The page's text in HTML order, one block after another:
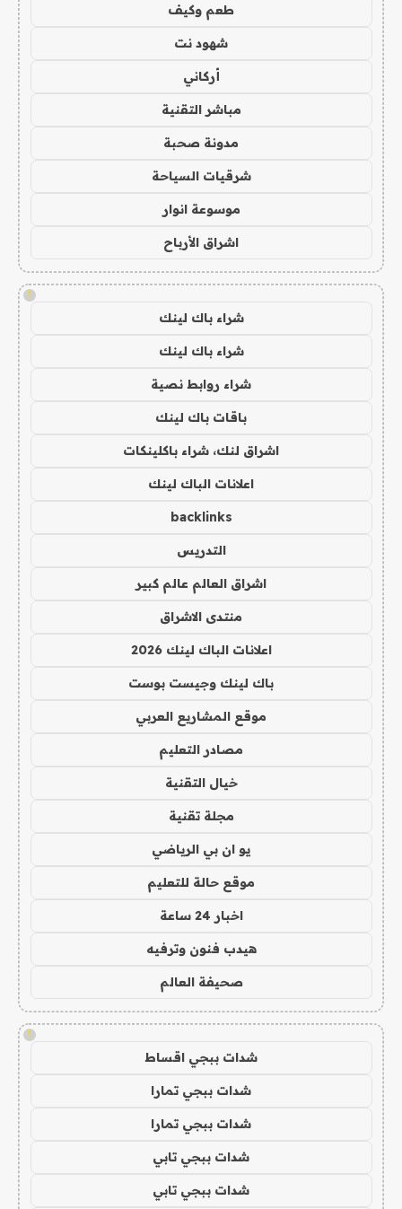
طعم وكيف
شهود نت
أركاني
مباشر التقنية
مدونة صحبة
شرقيات السياحة
موسوعة انوار
اشراق الأرباح
!
شراء باك لينك
شراء باك لينك
شراء روابط نصية
باقات باك لينك
اشراق لنك، شراء باكلينكات
اعلانات الباك لينك
backlinks
التدريس
اشراق العالم عالم كبير
منتدى الاشراق
اعلانات الباك لينك 2026
باك لينك وجيست بوست
موقع المشاريع العربي
مصادر التعليم
خيال التقنية
مجلة تقنية
يو ان بي الرياضي
موقع حالة للتعليم
اخبار 24 ساعة
هيدب فنون وترفيه
صحيفة العالم
!
شدات ببجي اقساط
شدات ببجي تمارا
شدات ببجي تمارا
شدات ببجي تابي
شدات ببجي تابي